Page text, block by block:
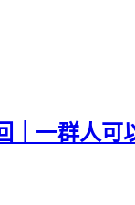
｜一群人